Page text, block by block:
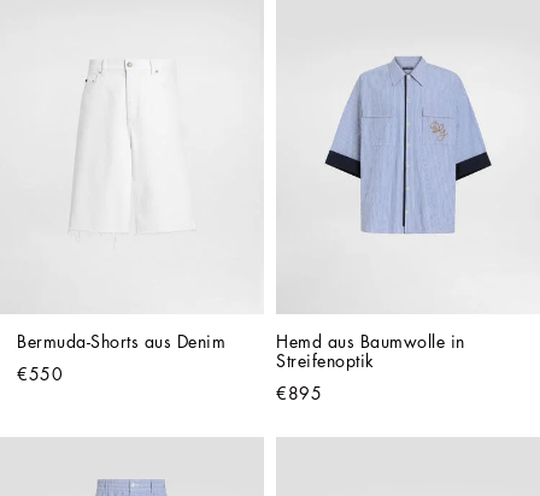
Bermuda-Shorts aus Denim
€550
Hemd aus Baumwolle in
Streifenoptik
€895